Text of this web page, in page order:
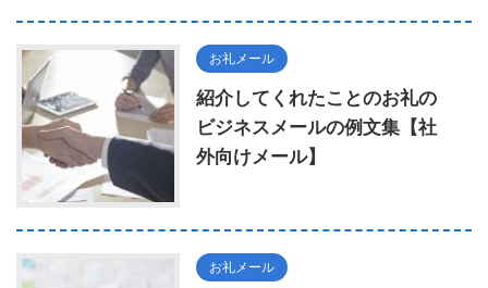
お礼メール
紹介してくれたことのお礼の
ビジネスメールの例文集【社
外向けメール】
お礼メール